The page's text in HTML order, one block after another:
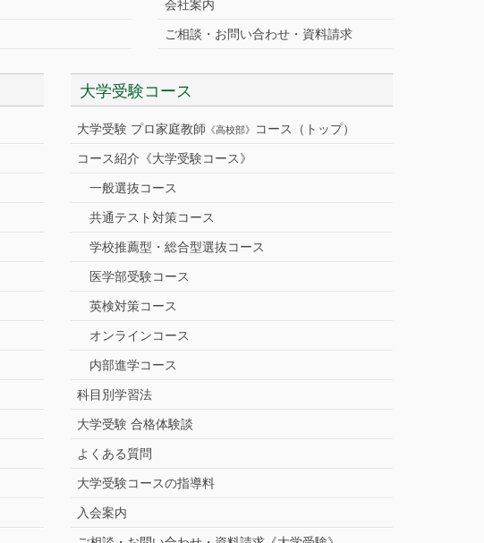
会社案内
ご相談・お問い合わせ・資料請求
大学受験コース
大学受験 プロ家庭教師 《高校部》 コース（トップ）
コース紹介《大学受験コース》
一般選抜コース
共通テスト対策コース
学校推薦型・総合型選抜コース
医学部受験コース
英検対策コース
オンラインコース
内部進学コース
科目別学習法
大学受験 合格体験談
よくある質問
大学受験コースの指導料
入会案内